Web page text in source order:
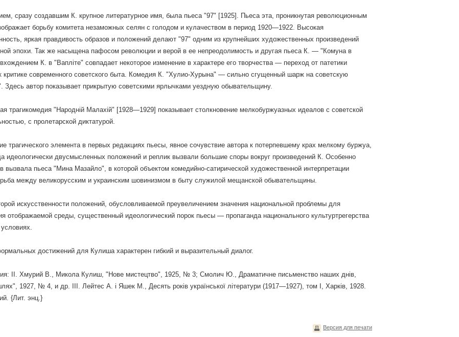
сразу создавшим К. крупное литературное имя, была пьеса "97" [1925]. Пьеса эта, проникнутая революционным
борьбу комитета незаможных селян с голодом и кулачеством в период 1920—1922. Высокая
яркая правдивость образов и положений делают "97" одним из крупнейших художественных произведений
эпохи. Так же насыщена пафосом революции и верой в ее непреодолимость и другая пьеса К. — "Комуна в
К. в "Вапліте" совпадает некоторое изменение в характере его творчества — переход от патетики
критике современного советского быта. Комедия К. "Хулио-Хурына" — сильно сгущенный шарж на советскую
Здесь автор показывает прикрытую советскими ярлычками уездную обывательщину.
трагикомедия "Народній Малахій" [1928—1929] показывает столкновение мелкобуржуазных идеалов с советской
с пролетарской диктатурой.
трагического элемента в первых редакциях пьесы, явное сочувствие автора к потерпевшему крах мелкому буржуа,
идеологически двусмысленных положений и реплик вызвали большие споры вокруг произведений К. Особенно
вызвала пьеса "Мина Мазайло", в которой объектом комедийно-сатирической художественной интерпретации
между великорусским и украинским шовинизмом в быту служилой мещанской обывательщины.
искусственности положений, обусловливаемой преувеличением значения национальной проблемы для
отображаемой среды, существенный идеологический порок пьесы — пропаганда национального культуртрегерства
достижений для Кулиша характерен гибкий и выразительный диалог.
II. Хмурий В., Микола Кулиш, "Нове мистецтво", 1925, № 3; Смолич Ю., Драматичне письменство наших днів,
1927, № 4, и др. III. Лейтес А. і Яшек M., Десять років української літератури (1917—1927), том І, Харків, 1928.
{Лит. энц.}
Версия для печати